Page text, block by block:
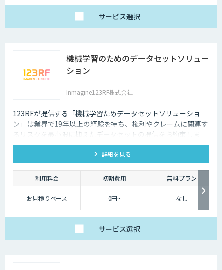
サービス選択
機械学習のためのデータセットソリュー
ション
Inmagine123RF株式会社
123RFが提供する「機械学習ためデータセットソリューショ
ン」は業界で19年以上の経験を持ち、権利やクレームに関連す
るリスクを最小限に抑えたデータセットの提供をお約束しま
す。
詳細を見る
利用料金 初期費用 無料プラン
お見積りベース 0円~ なし
サービス選択